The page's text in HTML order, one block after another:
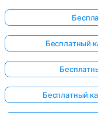
Бесплатный
Бесплатный